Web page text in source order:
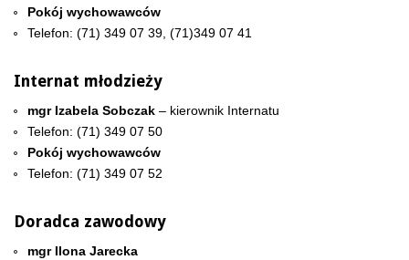
Pokój wychowawców
Telefon: (71) 349 07 39, (71)349 07 41
Internat młodzieży
mgr Izabela Sobczak – kierownik Internatu
Telefon: (71) 349 07 50
Pokój wychowawców
Telefon: (71) 349 07 52
Doradca zawodowy
mgr Ilona Jarecka